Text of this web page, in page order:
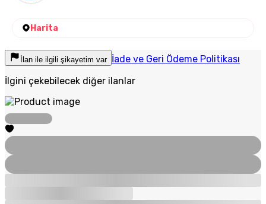
Harita
İlan ile ilgili şikayetim var İade ve Geri Ödeme Politikası
İlgini çekebilecek diğer ilanlar